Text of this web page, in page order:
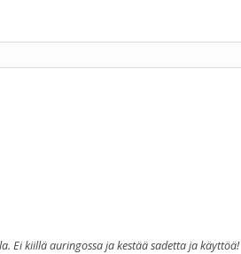
Ei kiillä auringossa ja kestää sadetta ja käyttöä!